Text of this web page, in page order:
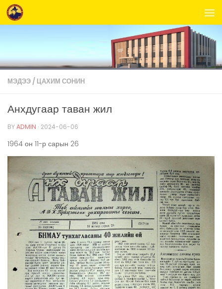
Skip to content
МЭДЭЭ / ЦАХИМ СОНИН
Анхдугаар таван жил
BYADMIN · 2024-06-06
1964 он 11-р сарын 26